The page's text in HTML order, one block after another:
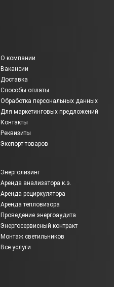
О компании
Вакансии
Доставка
Способы оплаты
Обработка персональных данных
Для маркетинговых предложений
Контакты
Реквизиты
Экспорт товаров
Энерголизинг
Аренда анализатора к.э.
Аренда рециркулятора
Аренда тепловизора
Проведение энергоаудита
Энергосервисный контракт
Монтаж светильников
Все услуги